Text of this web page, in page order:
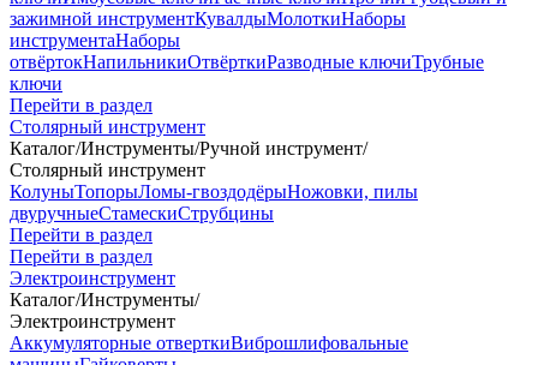
зажимной инструментКувалдыМолоткиНаборы
инструментаНаборы
отвёртокНапильникиОтвёрткиРазводные ключиТрубные
ключи
Перейти в раздел
Столярный инструмент
Каталог/Инструменты/Ручной инструмент/
Столярный инструмент
КолуныТопорыЛомы-гвоздодёрыНожовки, пилы
двуручныеСтамескиСтрубцины
Перейти в раздел
Перейти в раздел
Электроинструмент
Каталог/Инструменты/
Электроинструмент
Аккумуляторные отверткиВиброшлифовальные